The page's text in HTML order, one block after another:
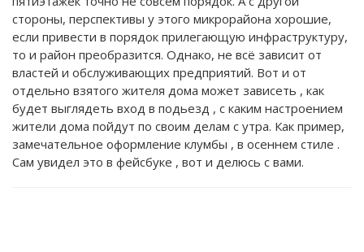
стороны, перспективы у этого микрорайона хорошие,
если привести в порядок прилегающую инфраструктуру,
то и район преобразится. Однако, не всё зависит от
властей и обслуживающих предприятий. Вот и от
отдельно взятого жителя дома может зависеть , как
будет выглядеть вход в подьезд , с каким настроением
жители дома пойдут по своим делам с утра. Как пример,
замечательное оформление клумбы , в осеннем стиле .
Сам увидел это в фейсбуке , вот и делюсь с вами.